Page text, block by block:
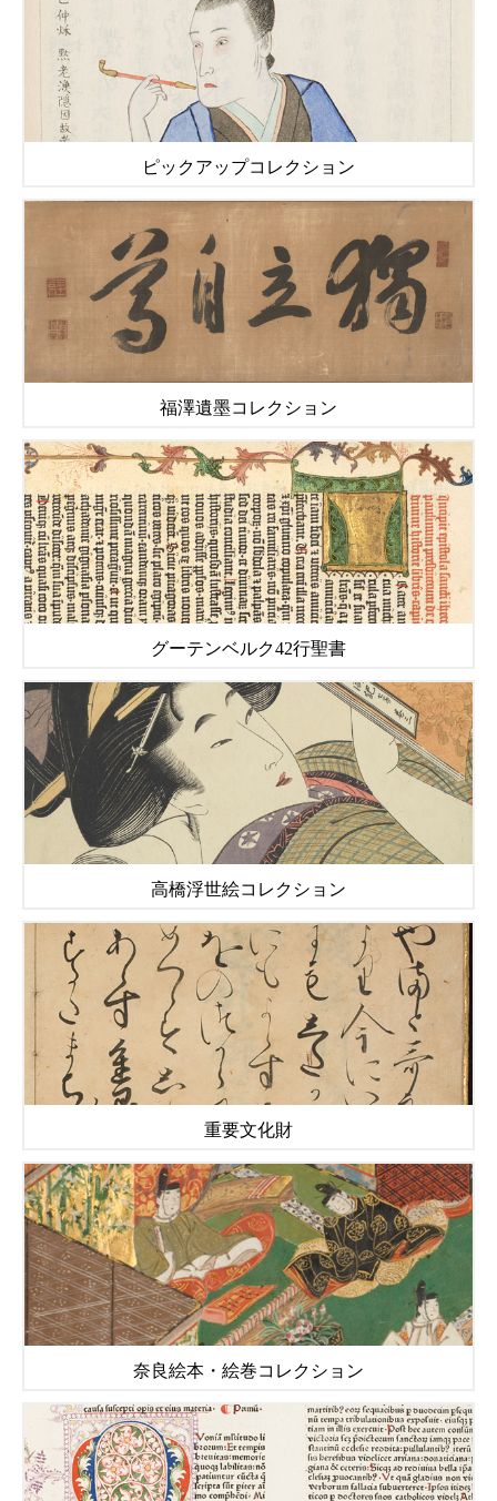
ピックアップコレクション
福澤遺墨コレクション
グーテンベルク42行聖書
高橋浮世絵コレクション
重要文化財
奈良絵本・絵巻コレクション